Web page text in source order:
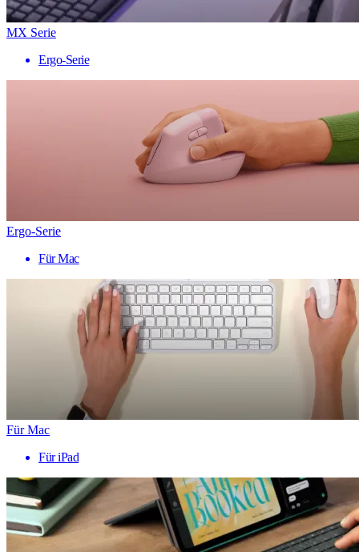
MX Serie
Ergo-Serie
Ergo-Serie
Für Mac
Für Mac
Für iPad